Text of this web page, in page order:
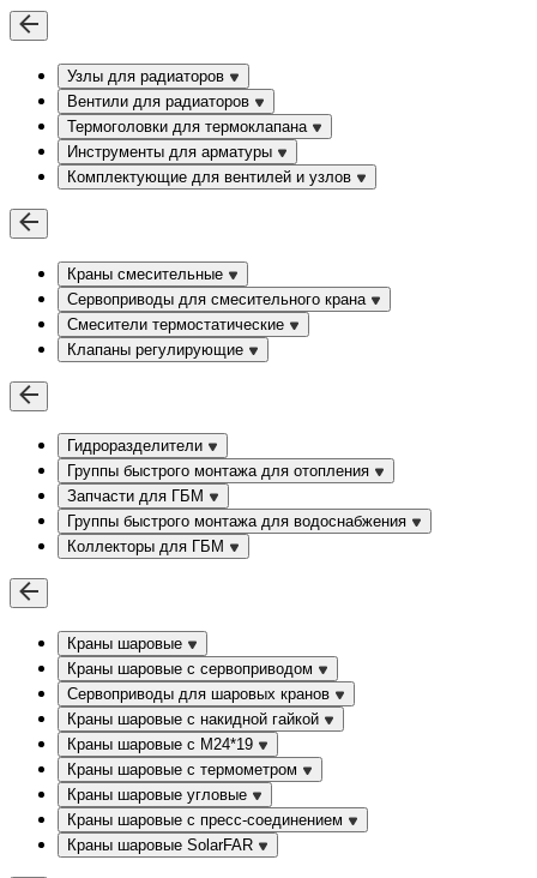
Узлы для радиаторов
Вентили для радиаторов
Термоголовки для термоклапана
Инструменты для арматуры
Комплектующие для вентилей и узлов
Краны смесительные
Сервоприводы для смесительного крана
Смесители термостатические
Клапаны регулирующие
Гидроразделители
Группы быстрого монтажа для отопления
Запчасти для ГБМ
Группы быстрого монтажа для водоснабжения
Коллекторы для ГБМ
Краны шаровые
Краны шаровые с сервоприводом
Сервоприводы для шаровых кранов
Краны шаровые с накидной гайкой
Краны шаровые с М24*19
Краны шаровые с термометром
Краны шаровые угловые
Краны шаровые c пресс-соединением
Краны шаровые SolarFAR